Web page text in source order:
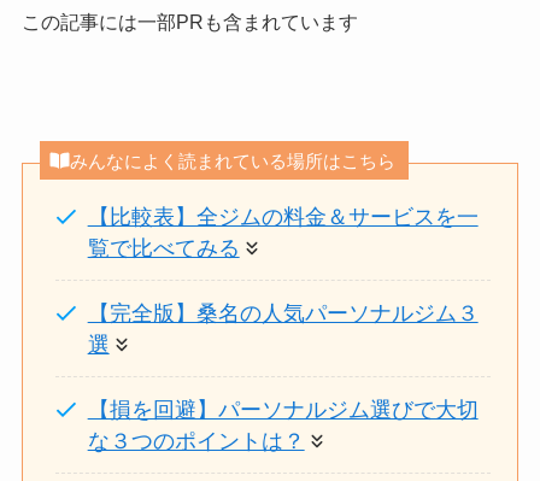
この記事には一部PRも含まれています
みんなによく読まれている場所はこちら
【比較表】全ジムの料金＆サービスを一
覧で比べてみる
【完全版】桑名の人気パーソナルジム３
選
【損を回避】パーソナルジム選びで大切
な３つのポイントは？